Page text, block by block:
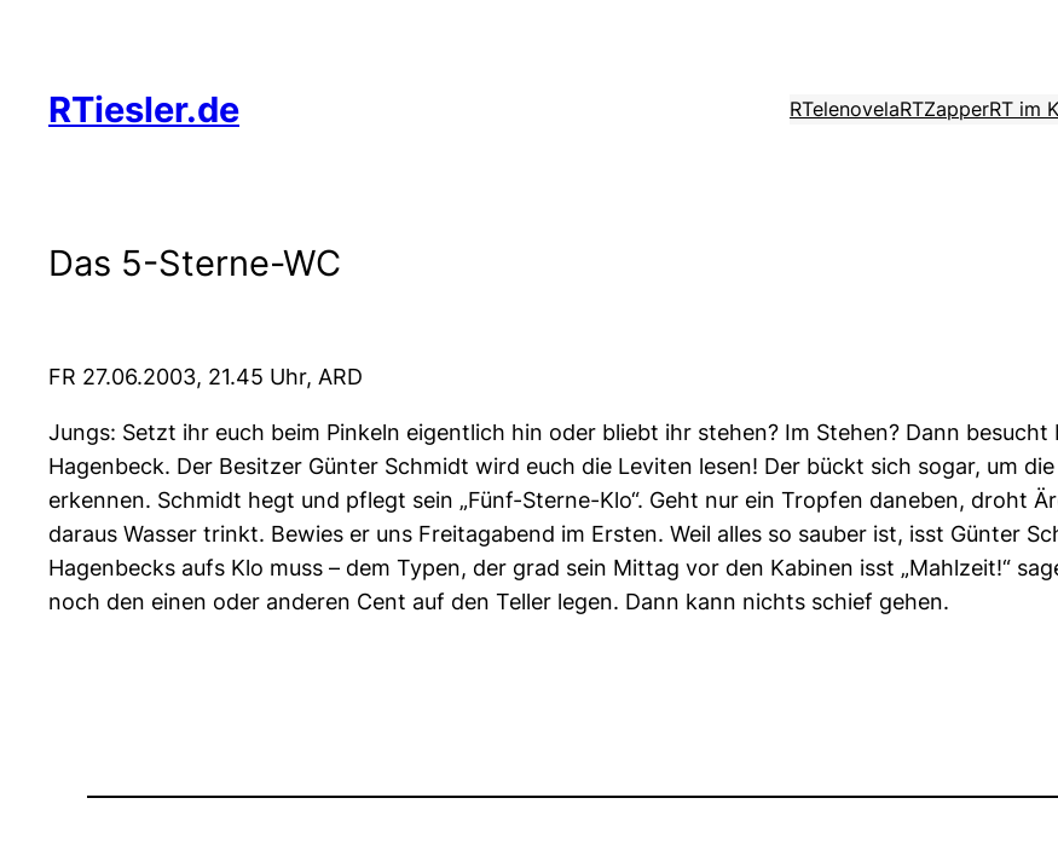
springen
RTiesler.de RTelenovelaRTZapperRT im
Das 5-Sterne-WC
FR 27.06.2003, 21.45 Uhr, ARD
Jungs: Setzt ihr euch beim Pinkeln eigentlich hin oder bliebt ihr stehen? Im Stehen? Dann
Hagenbeck. Der Besitzer Günter Schmidt wird euch die Leviten lesen! Der bückt sich sogar, um
erkennen. Schmidt hegt und pflegt sein „Fünf-Sterne-Klo“. Geht nur ein Tropfen daneben, droht
daraus Wasser trinkt. Bewies er uns Freitagabend im Ersten. Weil alles so sauber ist, isst Günter
Hagenbecks aufs Klo muss – dem Typen, der grad sein Mittag vor den Kabinen isst „Mahlzeit!“
noch den einen oder anderen Cent auf den Teller legen. Dann kann nichts schief gehen.